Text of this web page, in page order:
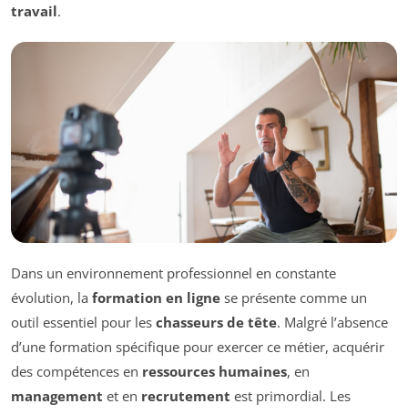
travail.
Dans un environnement professionnel en constante
évolution, la formation en ligne se présente comme un
outil essentiel pour les chasseurs de tête. Malgré l’absence
d’une formation spécifique pour exercer ce métier, acquérir
des compétences en ressources humaines, en
management et en recrutement est primordial. Les